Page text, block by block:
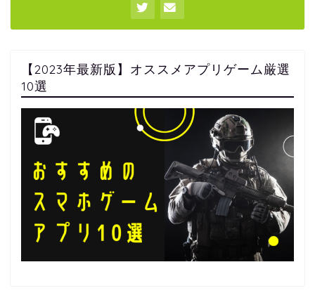
【2023年最新版】オススメアプリゲーム厳選
10選